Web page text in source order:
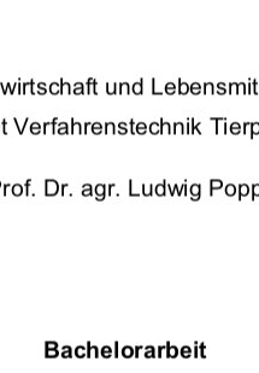
und
Verfahrenstechnik
Dr. agr. Ludwig
Bachelorarbeit